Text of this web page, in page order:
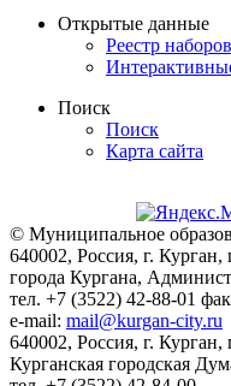
Открытые данные
Реестр
Поиск
Поиск
Карта сайта
© Муниципальное
640002, Россия, г.
города Кургана,
тел. +7 (3522) 42-88-01
e-mail: mail@kurgan-city.ru
640002, Россия, г.
Курганская городская